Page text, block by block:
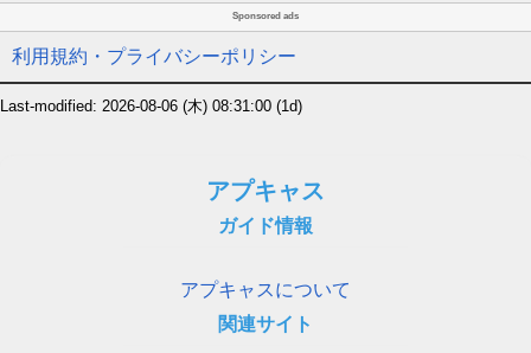
Sponsored ads
利用規約・プライバシーポリシー
Last-modified: 2026-08-06 (木) 08:31:00 (1d)
アプキャス
ガイド情報
アプキャスについて
関連サイト